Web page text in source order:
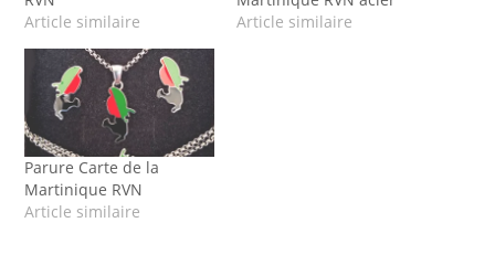
Article similaire
Article similaire
Parure Carte de la
Martinique RVN
Article similaire